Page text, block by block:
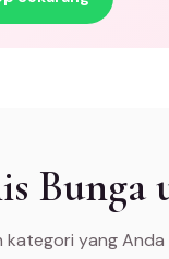
kategori yang